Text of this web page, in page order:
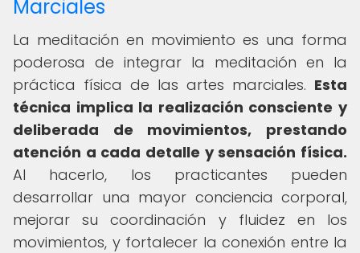
Marciales
La meditación en movimiento es una forma
poderosa de integrar la meditación en la
práctica física de las artes marciales. Esta
técnica implica la realización consciente y
deliberada de movimientos, prestando
atención a cada detalle y sensación física.
Al hacerlo, los practicantes pueden
desarrollar una mayor conciencia corporal,
mejorar su coordinación y fluidez en los
movimientos, y fortalecer la conexión entre la